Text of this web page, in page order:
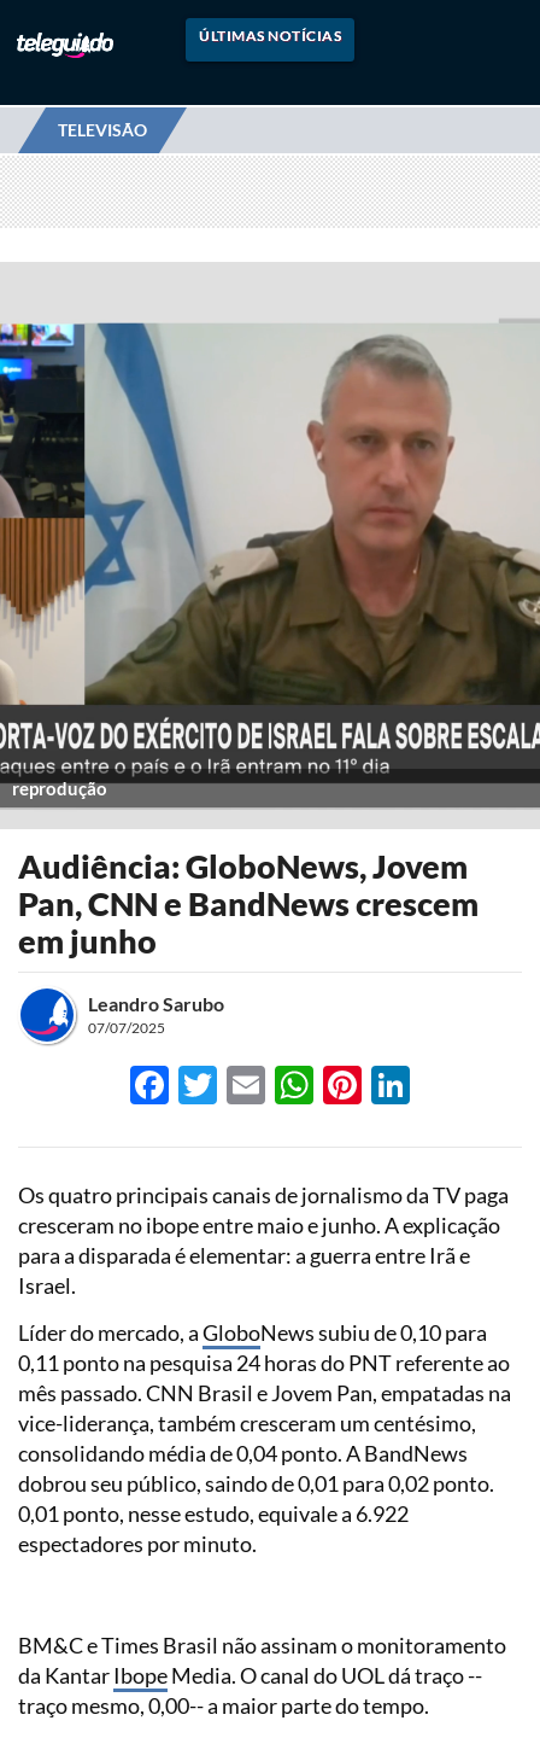
ÚLTIMAS NOTÍCIAS
TELEVISÃO
reprodução
Audiência: GloboNews, Jovem
Pan, CNN e BandNews crescem
em junho
Leandro Sarubo
07/07/2025
Facebook
Twitter
EmailWhatsApp
Pinterest
Os quatro principais canais de jornalismo da TV paga
cresceram no ibope entre maio e junho. A explicação
para a disparada é elementar: a guerra entre Irã e
Israel.
Líder do mercado, aGloboNews subiu de 0,10 para
0,11 ponto na pesquisa 24 horas do PNT referente ao
mês passado. CNN Brasil e Jovem Pan, empatadas na
vice-liderança, também cresceram um centésimo,
consolidando média de 0,04 ponto. A BandNews
dobrou seu público, saindo de 0,01 para 0,02 ponto.
0,01 ponto, nesse estudo, equivale a 6.922
espectadores por minuto.
BM&C e Times Brasil não assinam o monitoramento
da KantarIbopeMedia. O canal do UOL dá traço --
traço mesmo, 0,00-- a maior parte do tempo.